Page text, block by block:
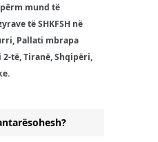
mund të
të SHKFSH në
Pallati mbrapa
të, Tiranë, Shqipëri,